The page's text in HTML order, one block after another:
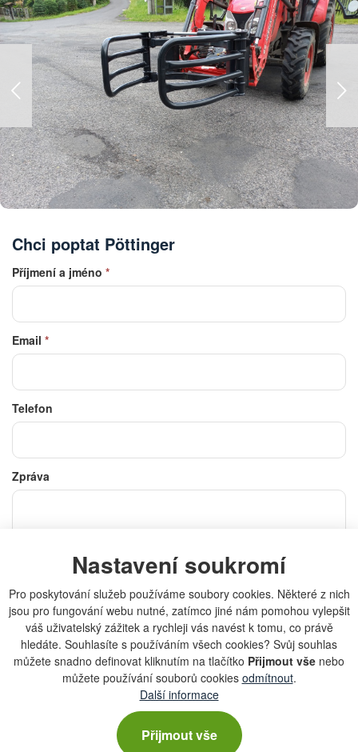
Nastavení soukromí
Pro poskytování služeb používáme soubory cookies. Některé z nich
jsou pro fungování webu nutné, zatímco jiné nám pomohou vylepšit
váš uživatelský zážitek a rychleji vás navést k tomu, co právě
hledáte. Souhlasíte s používáním všech cookies? Svůj souhlas
můžete snadno definovat kliknutím na tlačítko Přijmout vše nebo
můžete používání souborů cookies odmítnout.
Další informace
Přijmout vše
Chci poptat Pöttinger
Příjmení a jméno *
Email *
Telefon
Zpráva
Souhlasím sezpracováním osobních údajů *